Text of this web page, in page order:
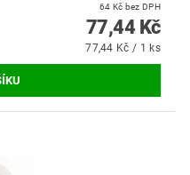
64 Kč bez DPH
77,44 Kč
77,44 Kč / 1 ks